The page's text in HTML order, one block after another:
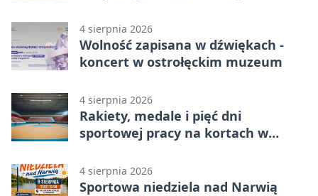
4 sierpnia 2026
Wolność zapisana w dźwiękach -
koncert w ostrołęckim muzeum
4 sierpnia 2026
Rakiety, medale i pięć dni
sportowej pracy na kortach w
4 sierpnia 2026
Sportowa niedziela nad Narwią